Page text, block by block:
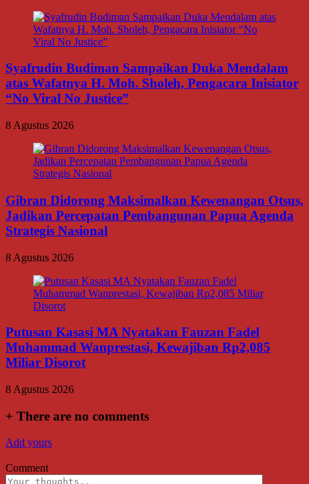
Syafrudin Budiman Sampaikan Duka Mendalam
atas Wafatnya H. Moh. Sholeh, Pengacara Inisiator
“No Viral No Justice”
8 Agustus 2026
Gibran Didorong Maksimalkan Kewenangan Otsus,
Jadikan Percepatan Pembangunan Papua Agenda
Strategis Nasional
8 Agustus 2026
Putusan Kasasi MA Nyatakan Fauzan Fadel
Muhammad Wanprestasi, Kewajiban Rp2,085
Miliar Disorot
8 Agustus 2026
+ There are no comments
Add yours
Comment